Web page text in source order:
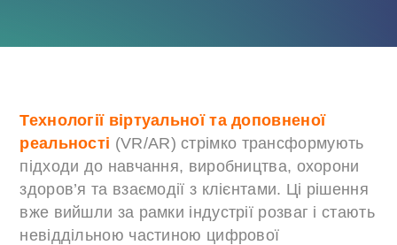
Технології віртуальної та доповненої
реальності (VR/AR) стрімко трансформують
підходи до навчання, виробництва, охорони
здоров’я та взаємодії з клієнтами. Ці рішення
вже вийшли за рамки індустрії розваг і стають
невіддільною частиною цифрової